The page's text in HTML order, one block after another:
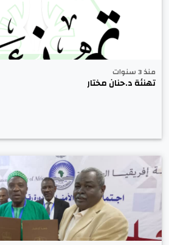
منذ 3 سنوات
تهنئة د.حنان مختار